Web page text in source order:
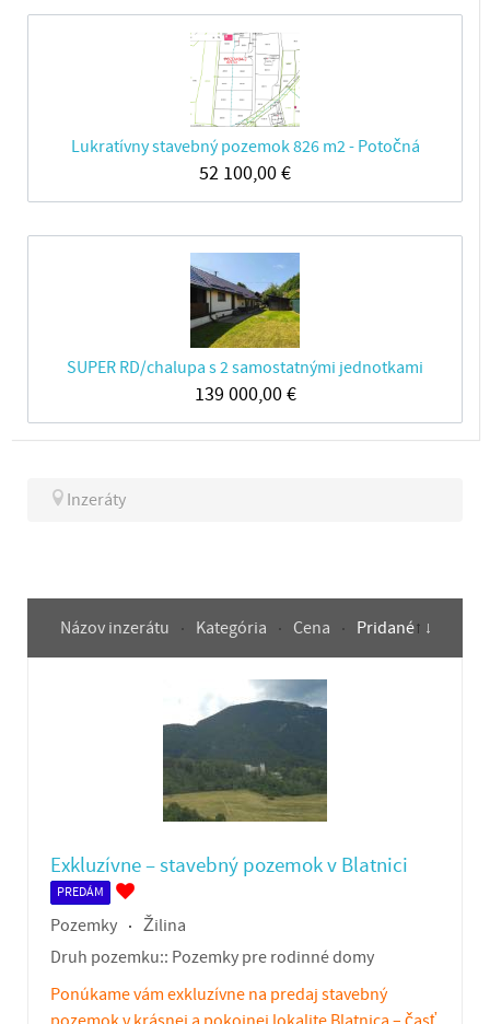
Lukratívny stavebný pozemok 826 m2 - Potočná
52 100,00€
SUPER RD/chalupa s 2 samostatnými jednotkami
139 000,00€
Inzeráty
Názov inzerátu Kategória Cena Pridané
Exkluzívne – stavebný pozemok v Blatnici
PREDÁM
Pozemky
Žilina
Druh pozemku:: Pozemky pre rodinné domy
Ponúkame vám exkluzívne na predaj stavebný